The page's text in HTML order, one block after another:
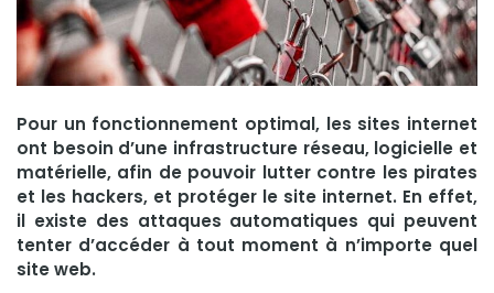
Pour un fonctionnement optimal, les sites internet
ont besoin d’une infrastructure réseau, logicielle et
matérielle, afin de pouvoir lutter contre les pirates
et les hackers, et protéger le site internet. En effet,
il existe des attaques automatiques qui peuvent
tenter d’accéder à tout moment à n’importe quel
site web.